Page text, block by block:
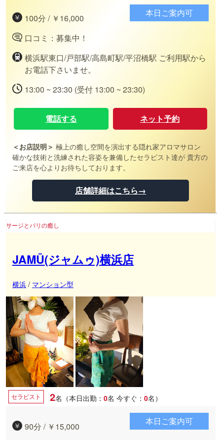
100分 / ￥16,000
口コミ：募集中！
横浜駅東口/戸部駅/高島町駅/平沼橋駅 ご利用駅から
お電話下さいませ。
13:00 ~ 23:30 (受付 13:00 ~ 23:30)
本日ご案内可
電話する ネット予約
＜お店説明＞ 極上の癒し空間を演出する隠れ家アロマサロン
確かな技術と洗練された容姿を兼備したセラピスト達が 貴方の
ご来店を心よりお待ちしております。
店舗詳細はこちら→
JAMŪ(ジャムゥ)横浜店
横浜/ マンション型
セラピスト 2名（本日出勤： 0名 今すぐ： 0名）
90分 / ￥15,000
本日ご案内可